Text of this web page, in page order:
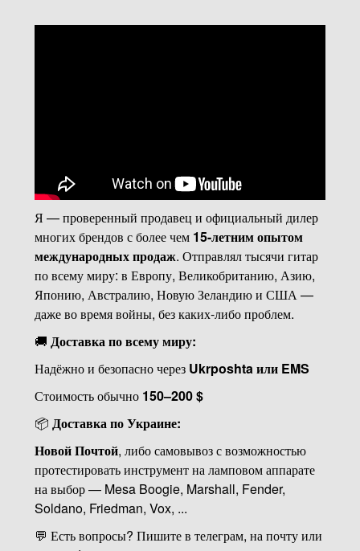
Я — проверенный продавец и официальный дилер
многих брендов с более чем 15-летним опытом
международных продаж. Отправлял тысячи гитар
по всему миру: в Европу, Великобританию, Азию,
Японию, Австралию, Новую Зеландию и США —
даже во время войны, без каких-либо проблем.
🚚 Доставка по всему миру:
Надёжно и безопасно через Ukrposhta или EMS
Стоимость обычно 150–200 $
📦 Доставка по Украине:
Новой Почтой, либо самовывоз с возможностью
протестировать инструмент на ламповом аппарате
на выбор — Mesa Boogie, Marshall, Fender,
Soldano, Friedman, Vox, ...
💬 Есть вопросы? Пишите в телеграм, на почту или